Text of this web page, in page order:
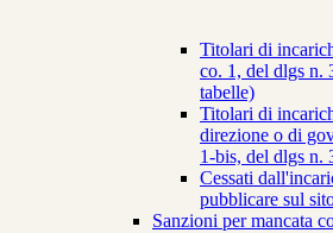
Titolari di
co. 1, del dlgs n.
tabelle)
Titolari di
direzione o di
1-bis, del dlgs n.
Cessati
pubblicare sul
Sanzioni per mancata